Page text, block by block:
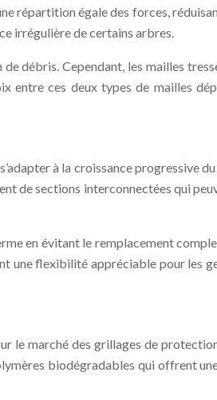
répartition égale des forces,
irrégulière de certains arbres.
débris. Cependant, les mailles
ces deux types de mailles
à la croissance progressive
de sections interconnectées qui
en évitant le remplacement
une flexibilité appréciable pour les
le marché des grillages de
biodégradables qui offrent